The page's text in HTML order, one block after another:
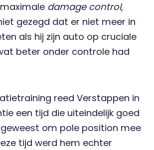
damage control,
gezegd dat er niet meer in
als hij zijn auto op cruciale
beter onder controle had
reed Verstappen in
een tijd die uiteindelijk goed
om pole position mee
tijd werd hem echter